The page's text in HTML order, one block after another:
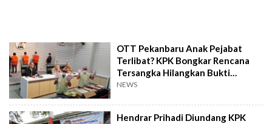
OTT Pekanbaru Anak Pejabat
Terlibat? KPK Bongkar Rencana
Tersangka Hilangkan Bukti
Transfer Rp300 Juta
NEWS
Hendrar Prihadi Diundang KPK